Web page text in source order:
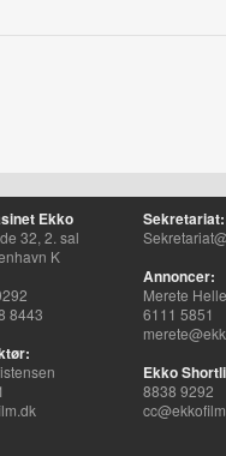
Ekko
32, 2. sal
K
8443
Sekretariat:
Annoncer:
Merete
6111 5851
Ekko
8838 9292